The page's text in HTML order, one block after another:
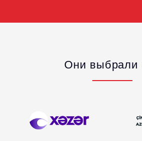
Они выбрали